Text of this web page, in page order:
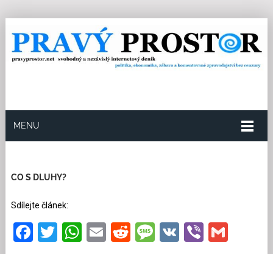
MENU
CO S DLUHY?
Sdílejte článek:
Facebook
Twitter
WhatsApp
EmailRedditMessage
VKViber